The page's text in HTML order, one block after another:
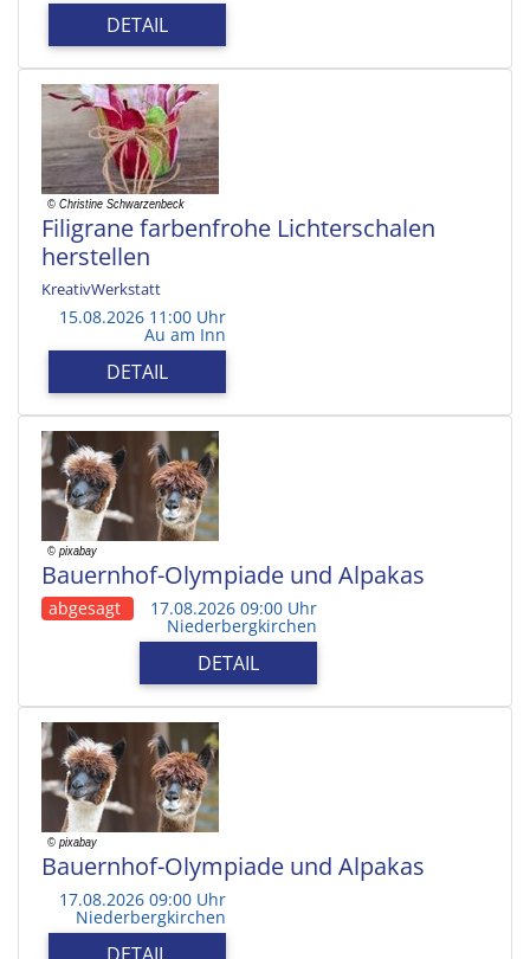
DETAIL
Filigrane farbenfrohe Lichterschalen
herstellen
KreativWerkstatt
15.08.2026 11:00 Uhr
Au am Inn
DETAIL
Bauernhof-Olympiade und Alpakas
abgesagt 17.08.2026 09:00 Uhr
Niederbergkirchen
DETAIL
Bauernhof-Olympiade und Alpakas
17.08.2026 09:00 Uhr
Niederbergkirchen
DETAIL